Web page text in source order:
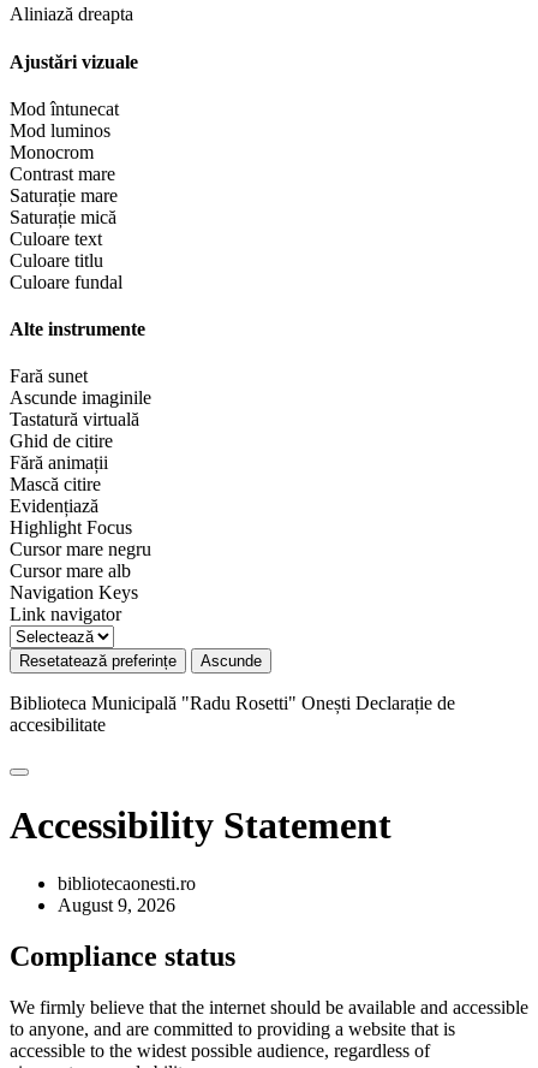
Aliniază dreapta
Ajustări vizuale
Mod întunecat
Mod luminos
Monocrom
Contrast mare
Saturație mare
Saturație mică
Culoare text
Culoare titlu
Culoare fundal
Alte instrumente
Fară sunet
Ascunde imaginile
Tastatură virtuală
Ghid de citire
Fără animații
Mască citire
Evidențiază
Highlight Focus
Cursor mare negru
Cursor mare alb
Navigation Keys
Link navigator
Resetatează preferințe Ascunde
Biblioteca Municipală "Radu Rosetti" Onești Declarație de
accesibilitate
Accessibility Statement
bibliotecaonesti.ro
August 9, 2026
Compliance status
We firmly believe that the internet should be available and accessible
to anyone, and are committed to providing a website that is
accessible to the widest possible audience, regardless of